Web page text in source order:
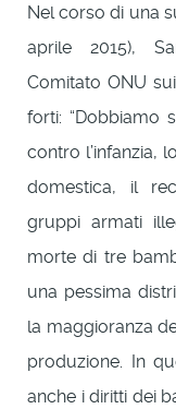
Nel corso di una
aprile 2015),
Comitato ONU
forti: “Dobbiamo
contro l’infanzia,
domestica, il
gruppi armati
morte di tre
una pessima
la maggioranza
produzione. In
anche i diritti dei